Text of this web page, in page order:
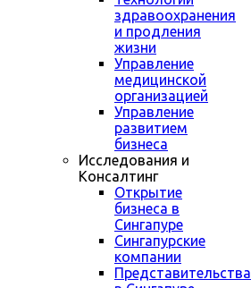
здравоохранения
и продления
жизни
Управление
медицинской
организацией
Управление
развитием
бизнеса
Исследования и
Консалтинг
Открытие
бизнеса в
Сингапуре
Сингапурские
компании
Представительства